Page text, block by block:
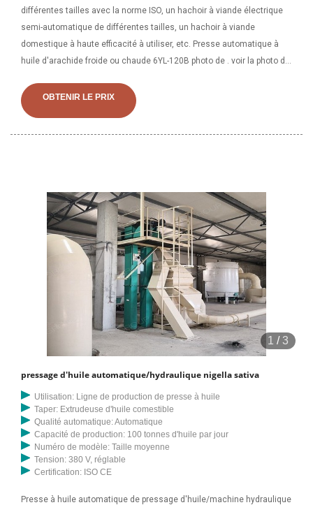
différentes tailles avec la norme ISO, un hachoir à viande électrique
semi-automatique de différentes tailles, un hachoir à viande
domestique à haute efficacité à utiliser, etc. Presse automatique à
huile d'arachide froide ou chaude 6YL-120B photo de . voir la photo de
Contacter les fournisseurs chinois
OBTENIR LE PRIX
1 /3
pressage d'huile automatique/hydraulique nigella sativa
Utilisation: Ligne de production de presse à huile
Taper: Extrudeuse d'huile comestible
Qualité automatique: Automatique
Capacité de production: 100 tonnes d'huile par jour
Numéro de modèle: Taille moyenne
Tension: 380 V, réglable
Certification: ISO CE
Presse à huile automatique de pressage d'huile/machine hydraulique